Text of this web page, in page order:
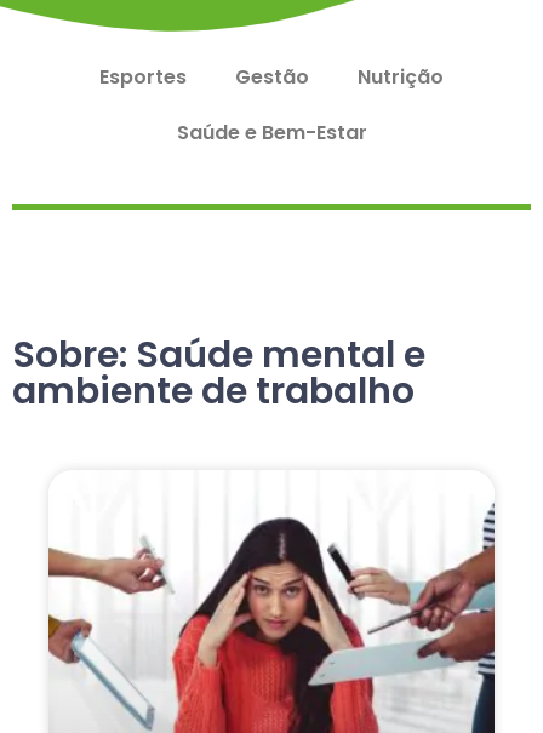
Esportes Gestão
Nutrição
Saúde e Bem-Estar
Sobre: Saúde mental e
ambiente de trabalho